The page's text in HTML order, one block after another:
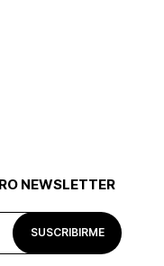
NEWSLETTER
SUSCRIBIRME